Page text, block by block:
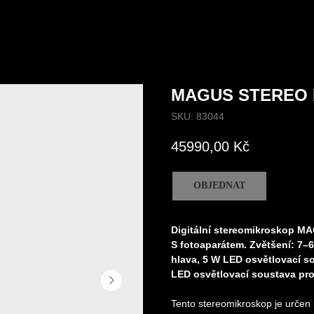
MAGUS STEREO
SKU: 83044
45990,00 Kč
OBJEDNAT
Digitální stereomikroskop
S fotoaparátem. Zvětšení:
hlava, 5 W LED osvětlovací
LED osvětlovací soustava
Tento stereomikroskop je